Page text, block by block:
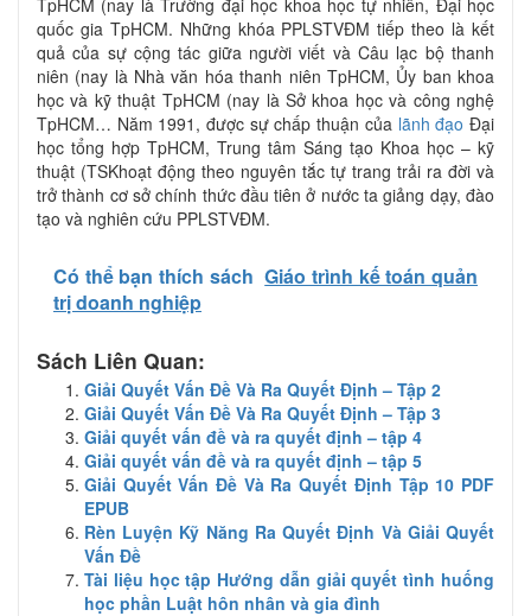
quốc gia TpHCM. Những khóa PPLSTVĐM tiếp theo là kết
quả của sự cộng tác giữa người viết và Câu lạc bộ thanh
niên (nay là Nhà văn hóa thanh niên TpHCM, Ủy ban khoa
học và kỹ thuật TpHCM (nay là Sở khoa học và công nghệ
TpHCM… Năm 1991, được sự chấp thuận của lãnh đạo Đại
học tổng hợp TpHCM, Trung tâm Sáng tạo Khoa học – kỹ
thuật (TSKhoạt động theo nguyên tắc tự trang trải ra đời và
trở thành cơ sở chính thức đầu tiên ở nước ta giảng dạy, đào
tạo và nghiên cứu PPLSTVĐM.
Có thể bạn thích sách Giáo trình kế toán quản
trị doanh nghiệp
Sách Liên Quan:
Giải Quyết Vấn Đề Và Ra Quyết Định – Tập 2
Giải Quyết Vấn Đề Và Ra Quyết Định – Tập 3
Giải quyết vấn đề và ra quyết định – tập 4
Giải quyết vấn đề và ra quyết định – tập 5
Giải Quyết Vấn Đề Và Ra Quyết Định Tập 10 PDF
EPUB
Rèn Luyện Kỹ Năng Ra Quyết Định Và Giải Quyết
Vấn Đề
Tài liệu học tập Hướng dẫn giải quyết tình huống
học phần Luật hôn nhân và gia đình